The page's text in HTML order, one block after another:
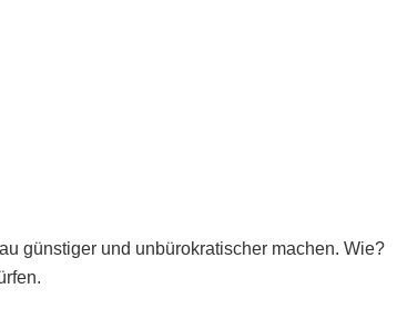
günstiger und unbürokratischer machen. Wie?